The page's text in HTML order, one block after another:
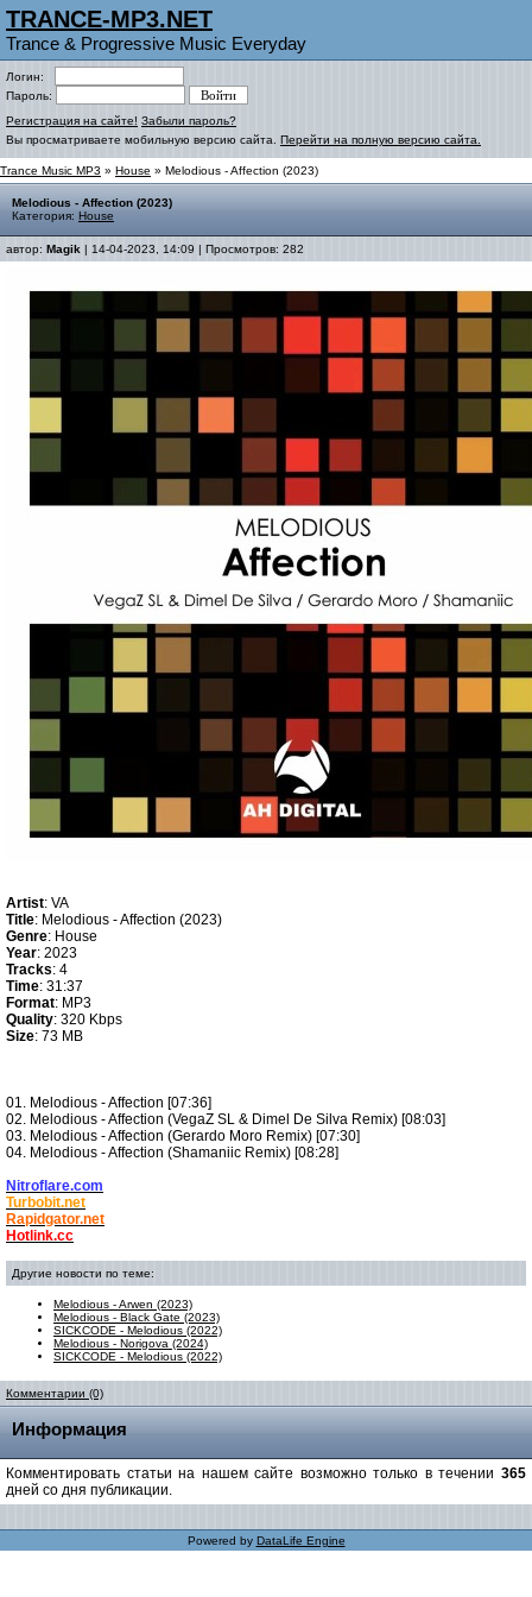
TRANCE-MP3.NET
Trance & Progressive Music Everyday
Логин:
Пароль:
Регистрация на сайте! Забыли пароль?
Вы просматриваете мобильную версию сайта. Перейти на полную версию сайта.
Trance Music MP3 » House » Melodious - Affection (2023)
Melodious - Affection (2023)
Категория: House
автор: Magik | 14-04-2023, 14:09 | Просмотров: 282
Artist: VA
Title: Melodious - Affection (2023)
Genre: House
Year: 2023
Tracks: 4
Time: 31:37
Format: MP3
Quality: 320 Kbps
Size: 73 MB
01. Melodious - Affection [07:36]
02. Melodious - Affection (VegaZ SL & Dimel De Silva Remix) [08:03]
03. Melodious - Affection (Gerardo Moro Remix) [07:30]
04. Melodious - Affection (Shamaniic Remix) [08:28]
Nitroflare.com
Turbobit.net
Rapidgator.net
Hotlink.cc
Другие новости по теме:
Melodious - Arwen (2023)
Melodious - Black Gate (2023)
SICKCODE - Melodious (2022)
Melodious - Norigova (2024)
SICKCODE - Melodious (2022)
Комментарии (0)
Информация
Комментировать статьи на нашем сайте возможно только в течении 365
дней со дня публикации.
Powered by DataLife Engine